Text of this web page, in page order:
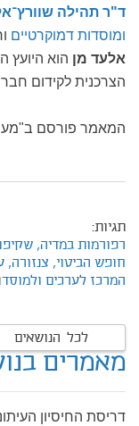
ד"ר תהילה
ומוסדות דמוקרטיים
אלעד מן הוא
הצרכנית לקידום
המאמר פורסם
תגיות:
רפורמות במדיה,
חופש הביטוי, צנזורה,
המרכז לערכים
לכל הנושאים
מאמרים
דריסת החיסיון